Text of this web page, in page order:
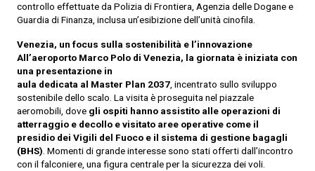
controllo effettuate da Polizia di Frontiera, Agenzia delle Dogane e
Guardia di Finanza, inclusa un’esibizione dell’unità cinofila.
Venezia, un focus sulla sostenibilità e l’innovazione
All’aeroporto Marco Polo di Venezia, la giornata è iniziata con
una presentazione in
aula dedicata al Master Plan 2037 , incentrato sullo sviluppo
sostenibile dello scalo. La visita è proseguita nel piazzale
aeromobili, dove gli ospiti hanno assistito alle operazioni di
atterraggio e decollo e visitato aree operative come il
presidio dei Vigili del Fuoco e il sistema di gestione bagagli
(BHS) . Momenti di grande interesse sono stati offerti dall’incontro
con il falconiere, una figura centrale per la sicurezza dei voli.